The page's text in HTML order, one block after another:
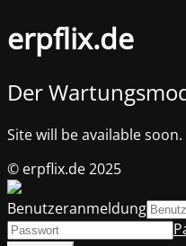
erpflix.de
Der
Site will be available
© erpflix.de 2025
Benutzeranmeldung